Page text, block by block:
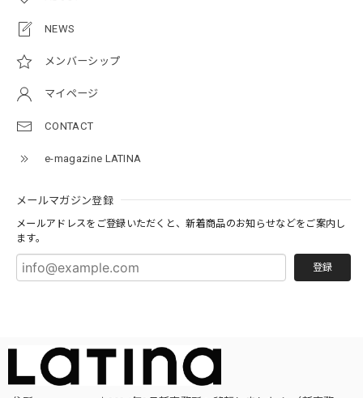
NEWS
メンバーシップ
マイページ
CONTACT
e-magazine LATINA
メールマガジン登録
メールアドレスをご登録いただくと、新着商品のお知らせなどをご案内し
ます。
登録